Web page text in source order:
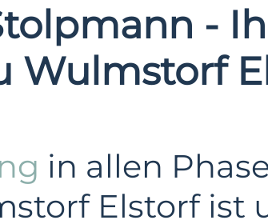
-
Wulmstorf
in allen
Elstorf ist